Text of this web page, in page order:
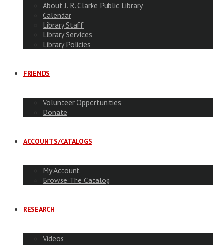
About J. R. Clarke Public Library
Calendar
Library Staff
Library Services
Library Policies
FRIENDS
Volunteer Opportunities
Donate
ACCOUNTS/CATALOGS
My Account
Browse The Catalog
RESEARCH
Videos